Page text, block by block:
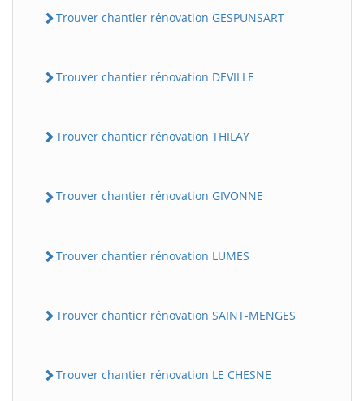
Trouver chantier rénovation GESPUNSART
Trouver chantier rénovation DEVILLE
Trouver chantier rénovation THILAY
Trouver chantier rénovation GIVONNE
Trouver chantier rénovation LUMES
Trouver chantier rénovation SAINT-MENGES
Trouver chantier rénovation LE CHESNE